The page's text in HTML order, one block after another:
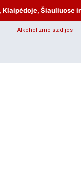
Klaipėdoje, Šiauliuose ir
Alkoholizmo stadijos